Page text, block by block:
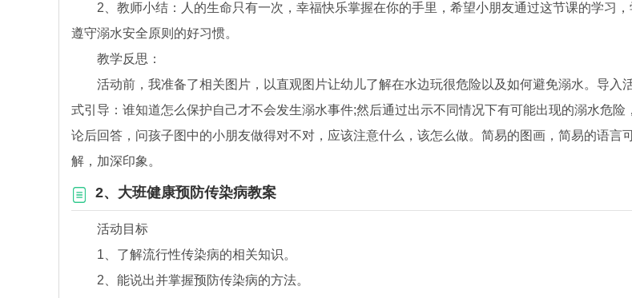
2、教师小结：人的生命只有一次，幸福快乐掌握在你的手里，希望小朋友通过这节课的学习，
遵守溺水安全原则的好习惯。
教学反思：
活动前，我准备了相关图片，以直观图片让幼儿了解在水边玩很危险以及如何避免溺水。导入
式引导：谁知道怎么保护自己才不会发生溺水事件;然后通过出示不同情况下有可能出现的溺水危险
论后回答，问孩子图中的小朋友做得对不对，应该注意什么，该怎么做。简易的图画，简易的语言
解，加深印象。
2、大班健康预防传染病教案
活动目标
1、了解流行性传染病的相关知识。
2、能说出并掌握预防传染病的方法。